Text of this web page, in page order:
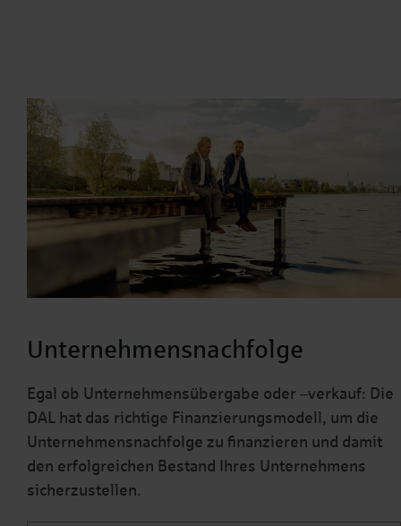
Unternehmensnachfolge
Egal ob Unternehmensübergabe oder –verkauf: Die
DAL hat das richtige Finanzierungsmodell, um die
Unternehmensnachfolge zu finanzieren und damit
den erfolgreichen Bestand Ihres Unternehmens
sicherzustellen.